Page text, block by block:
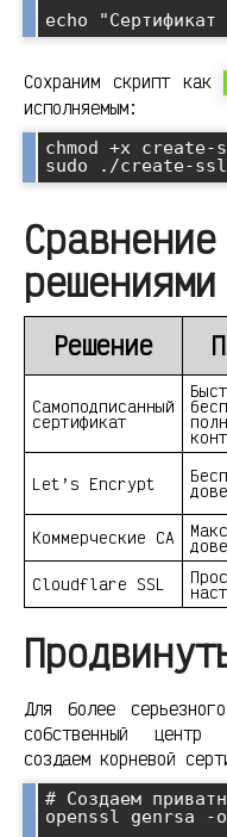
echo "Сертификат
Сохраним скрипт как
исполняемым:
chmod +x
sudo ./create-
решениями
Решение
Самоподписанный
сертификат
Let’s Encrypt
Коммерческие CA
Cloudflare SSL
Для более
собственный центр
создаем корневой
# Создаем
openssl genrsa -